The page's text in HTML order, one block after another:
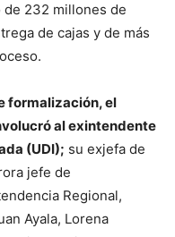
232 millones de
de cajas y de más
formalización, el
al exintendente
(UDI); su exjefa de
jefe de
Regional,
Ayala, Lorena